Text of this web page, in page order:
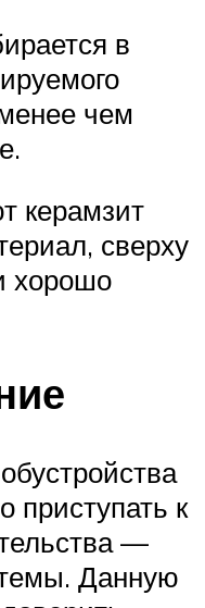
в
чем
керамзит
сверху
хорошо
приступать к
—
Данную